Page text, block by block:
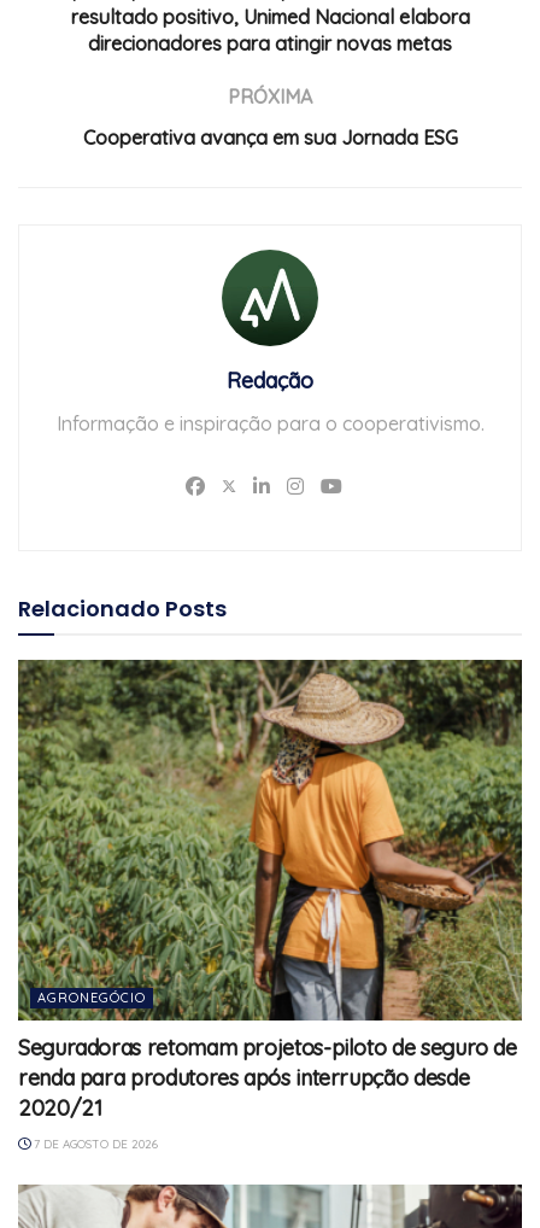
resultado positivo, Unimed Nacional elabora
direcionadores para atingir novas metas
PRÓXIMA
Cooperativa avança em sua Jornada ESG
Redação
Informação e inspiração para o cooperativismo.
Relacionado Posts
AGRONEGÓCIO
Seguradoras retomam projetos-piloto de seguro de
renda para produtores após interrupção desde
2020/21
7 DE AGOSTO DE 2026